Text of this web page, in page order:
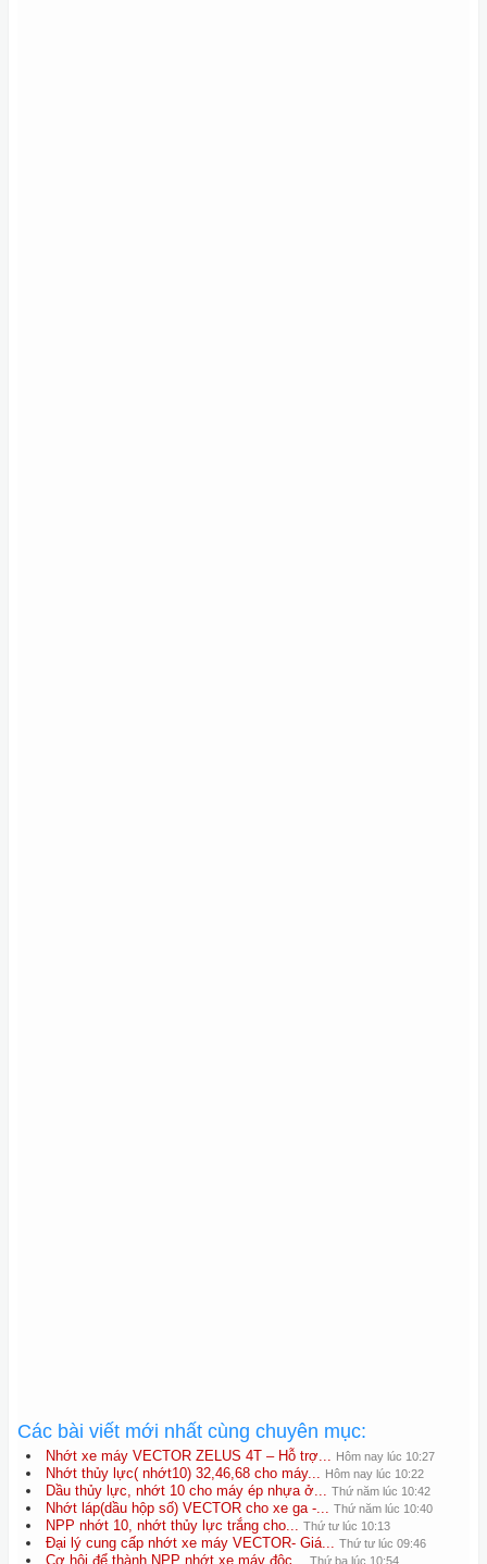
Các bài viết mới nhất cùng chuyên mục:
Nhớt xe máy VECTOR ZELUS 4T – Hỗ trợ... Hôm nay lúc 10:27
Nhớt thủy lực( nhớt10) 32,46,68 cho máy... Hôm nay lúc 10:22
Dầu thủy lực, nhớt 10 cho máy ép nhựa ở... Thứ năm lúc 10:42
Nhớt láp(dầu hộp số) VECTOR cho xe ga -... Thứ năm lúc 10:40
NPP nhớt 10, nhớt thủy lực trắng cho... Thứ tư lúc 10:13
Đại lý cung cấp nhớt xe máy VECTOR- Giá... Thứ tư lúc 09:46
Cơ hội để thành NPP nhớt xe máy độc... Thứ ba lúc 10:54